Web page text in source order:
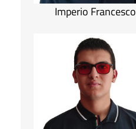
Imperio Francesco